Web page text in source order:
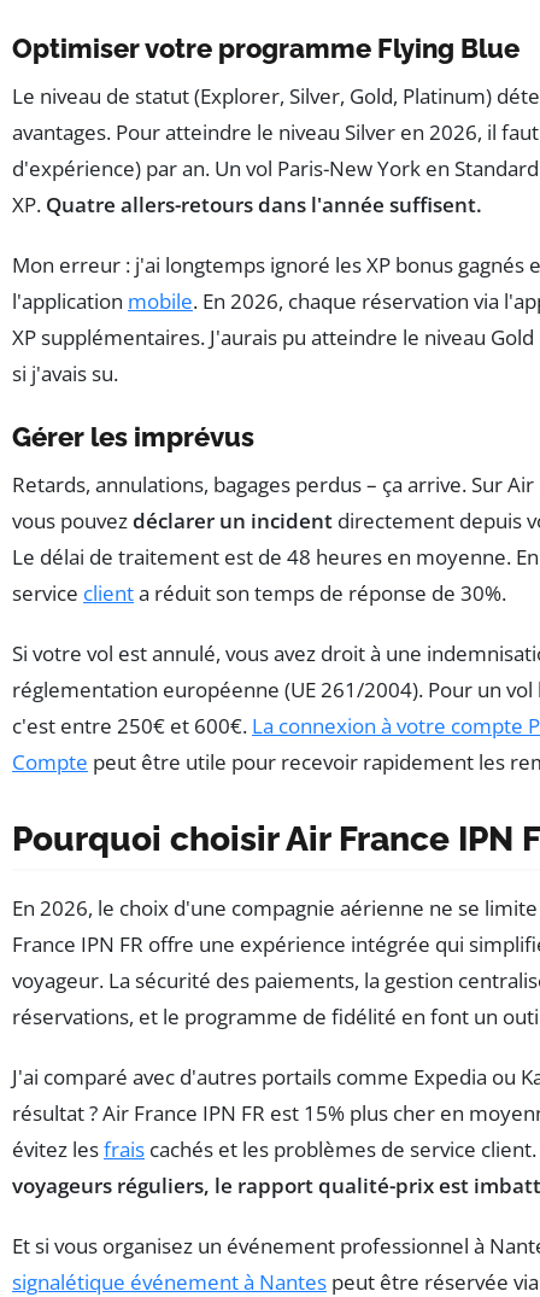
Optimiser votre programme Flying Blue
Le niveau de statut (Explorer, Silver, Gold, Platinum)
avantages. Pour atteindre le niveau Silver en 2026, il
d'expérience) par an. Un vol Paris-New York en
XP. Quatre allers-retours dans l'année suffisent.
Mon erreur : j'ai longtemps ignoré les XP bonus gagnés
l'application mobile. En 2026, chaque réservation via
XP supplémentaires. J'aurais pu atteindre le niveau
si j'avais su.
Gérer les imprévus
Retards, annulations, bagages perdus – ça arrive. Sur Air
vous pouvezdéclarer un incident directement depuis
Le délai de traitement est de 48 heures en moyenne.
service clienta réduit son temps de réponse de 30%.
Si votre vol est annulé, vous avez droit à une
réglementation européenne (UE 261/2004). Pour un
c'est entre 250€ et 600€. La connexion à votre compte
Compte peut être utile pour recevoir rapidement les
Pourquoi choisir Air France IPN
En 2026, le choix d'une compagnie aérienne ne se
France IPN FR offre une expérience intégrée qui
voyageur. La sécurité des paiements, la gestion
réservations, et le programme de fidélité en font un
J'ai comparé avec d'autres portails comme Expedia ou
résultat ? Air France IPN FR est 15% plus cher en
évitez lesfrais cachés et les problèmes de service client.
voyageurs réguliers, le rapport qualité-prix est
Et si vous organisez un événement professionnel à
signalétique événement à Nantes peut être réservée